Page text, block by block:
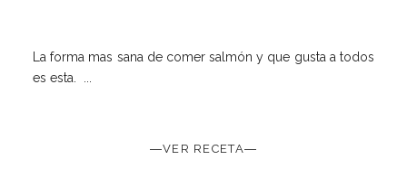
La forma mas sana de comer salmón y que gusta a todos
es esta. ...
―VER RECETA―